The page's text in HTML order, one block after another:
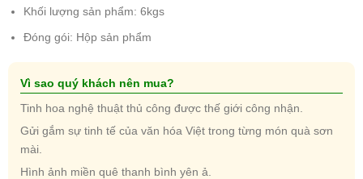
Khối lượng sản phẩm: 6kgs
Đóng gói: Hộp sản phẩm
Vì sao quý khách nên mua?
Tinh hoa nghệ thuật thủ công được thế giới công nhận.
Gửi gắm sự tinh tế của văn hóa Việt trong từng món quà sơn
mài.
Hình ảnh miền quê thanh bình yên ả.